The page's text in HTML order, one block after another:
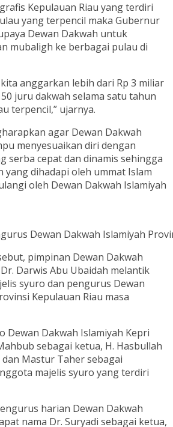
Kepulauan Riau yang terdiri
yang terpencil maka Gubernur
Dewan Dakwah untuk
mubaligh ke berbagai pulau di
anggarkan lebih dari Rp 3 miliar
juru dakwah selama satu tahun
terpencil,” ujarnya.
agar Dewan Dakwah
menyesuaikan diri dengan
serba cepat dan dinamis sehingga
yang dihadapi oleh ummat Islam
oleh Dewan Dakwah Islamiyah
Dewan Dakwah Islamiyah
pimpinan Dewan Dakwah
Darwis Abu Ubaidah melantik
syuro dan pengurus Dewan
Kepulauan Riau masa
Dewan Dakwah Islamiyah Kepri
sebagai ketua, H. Hasbullah
Mastur Taher sebagai
majelis syuro yang terdiri
harian Dewan Dakwah
nama Dr. Suryadi sebagai ketua,